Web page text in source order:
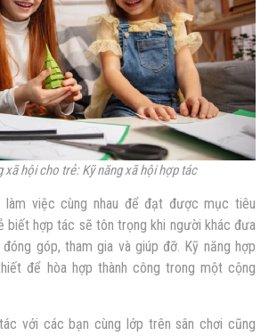
xã hội cho trẻ: Kỹ năng xã hội hợp tác
làm việc cùng nhau để đạt được mục tiêu
biết hợp tác sẽ tôn trọng khi người khác đưa
góp, tham gia và giúp đỡ. Kỹ năng hợp
để hòa hợp thành công trong một cộng
với các bạn cùng lớp trên sân chơi cũng